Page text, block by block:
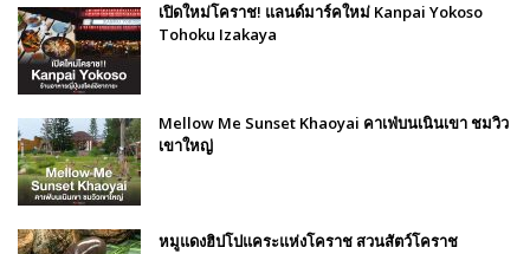
เปิดใหม่โคราช! แลนด์มาร์คใหม่ Kanpai Yokoso
Tohoku Izakaya
Mellow Me Sunset Khaoyai คาเฟ่บนเนินเขา ชมวิว
เขาใหญ่
หมูแดงฮิปโปแคระแห่งโคราช สวนสัตว์โคราช